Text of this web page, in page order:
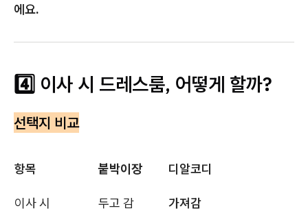
에요.
4️⃣ 이사 시 드레스룸, 어떻게 할까?
선택지 비교
항목 붙박이장 디알코디
이사 시 두고 감 가져감